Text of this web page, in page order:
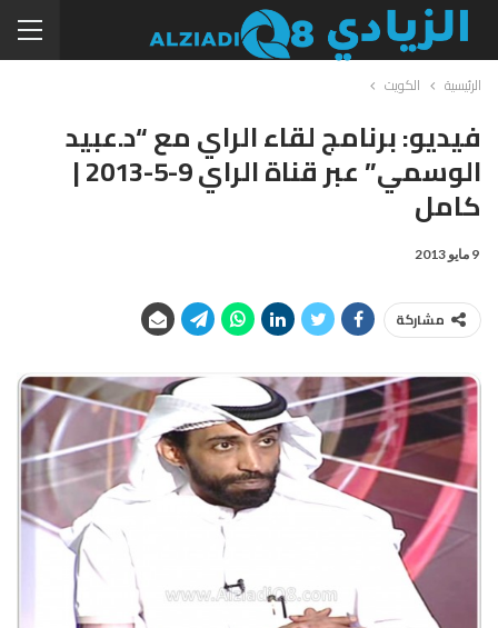
الرئيسية الكويت
فيديو: برنامج لقاء الراي مع “د.عبيد
الوسمي” عبر قناة الراي 9-5-2013 |
كامل
9 مايو 2013
مشاركة